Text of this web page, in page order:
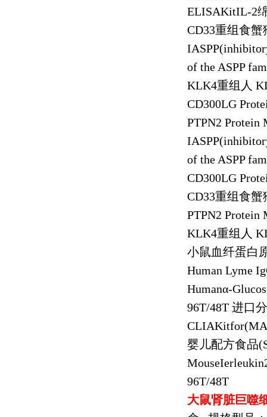
ELISAKitIL-2
CD33重组食蟹
of the ASPP
KLK4重组人
CD300LG
PTPN2 Protein
of the ASPP
CD300LG
CD33重组食蟹
PTPN2 Protein
KLK4重组人
小鼠血纤蛋白
Human Lyme
Humanα-
96T/48T 进口
婴儿配方食品
96T/48T
大鼠肾脏巨噬